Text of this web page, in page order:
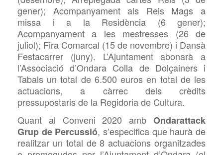
gener); Acompanyament als Reis Mags a
missa i a la Residència (6 gener);
Acompanyament a les mestresses (26 de
juliol); Fira Comarcal (15 de novembre) i Dansà
Festacarrer (juny). L’Ajuntament abonarà a
l’Associació d’Ondara Colla de Dolçainers i
Tabals un total de 6.500 euros en total de les
actuacions, a càrrec dels crèdits
pressupostaris de la Regidoria de Cultura.
Quant al Conveni 2020 amb Ondarattack
Grup de Percussió, s’especifica que haurà de
realitzar un total de 8 actuacions organitzades